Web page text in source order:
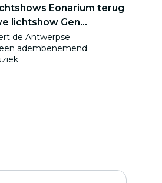
Eonarium terug
lichtshow Gen...
de Antwerpse
adembenemend